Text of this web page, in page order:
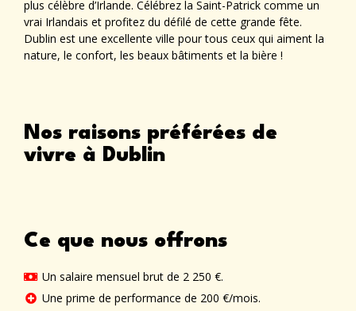
plus célèbre d’Irlande. Célébrez la Saint-Patrick comme un
vrai Irlandais et profitez du défilé de cette grande fête.
Dublin est une excellente ville pour tous ceux qui aiment la
nature, le confort, les beaux bâtiments et la bière !
Nos raisons préférées de
vivre à Dublin
Ce que nous offrons
Un salaire mensuel brut de 2 250 €.
Une prime de performance de 200 €/mois.